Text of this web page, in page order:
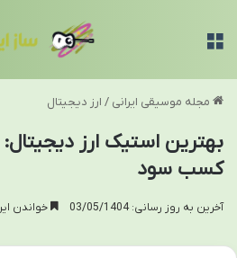
مجله موسیقی ایرانی / ارز دیجیتال
بهترین استیک ارز
کسب سود
آخرین به روز رسانی: 03/05/1404 خواندن این مطلب 18